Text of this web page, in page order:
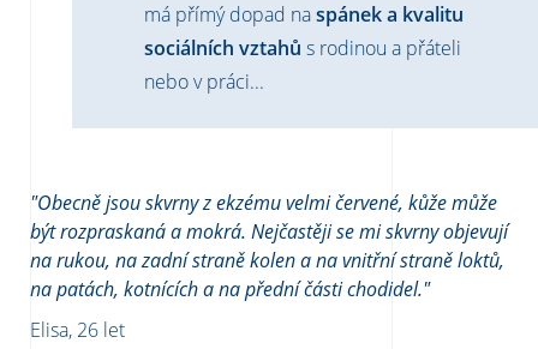
má přímý dopad naspánek a kvalitu
sociálních vztahů s rodinou a přáteli
nebo v práci...
"Obecně jsou skvrny z ekzému velmi červené, kůže může
být rozpraskaná a mokrá. Nejčastěji se mi skvrny objevují
na rukou, na zadní straně kolen a na vnitřní straně loktů,
na patách, kotnících a na přední části chodidel."
Elisa, 26 let